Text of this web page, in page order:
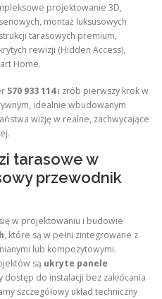
projektowanie 3D,
montaż luksusowych
tarasowych premium,
rewizji (Hidden Access),
Home.
570 933 114i zrób pierwszy krok w
idealnie wbudowanym
wizję w realne, zachwycające
tarasowe w
przewodnik
w projektowaniu i budowie
, które są w pełni zintegrowane z
lub kompozytowymi.
są ukryte panele
dostęp do instalacji bez zakłócania
szczegółowy układ techniczny